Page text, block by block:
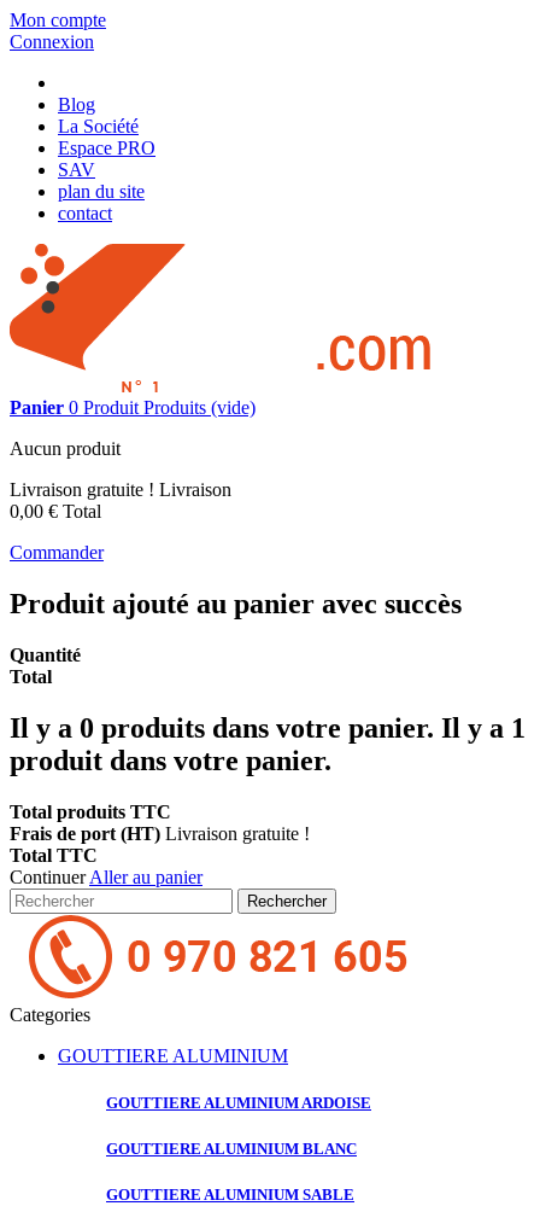
Mon compte
Connexion
Blog
La Société
Espace PRO
SAV
plan du site
contact
Panier 0 Produit Produits (vide)
Aucun produit
Livraison gratuite ! Livraison
0,00 € Total
Commander
Produit ajouté au panier avec succès
Quantité
Total
Il y a 0 produits dans votre panier. Il y a 1
produit dans votre panier.
Total produits TTC
Frais de port (HT) Livraison gratuite !
Total TTC
ContinuerAller au panier
Rechercher
Categories
GOUTTIERE ALUMINIUM
GOUTTIERE ALUMINIUM ARDOISE
GOUTTIERE ALUMINIUM BLANC
GOUTTIERE ALUMINIUM SABLE